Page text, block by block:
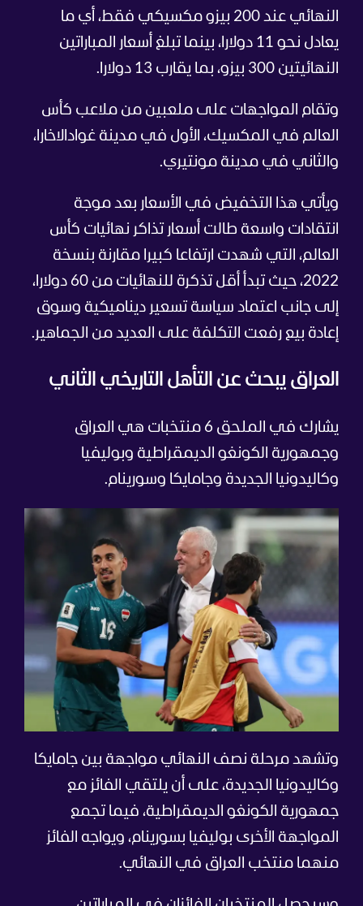
النهائي عند 200 بيزو مكسيكي فقط، أي ما
يعادل نحو 11 دولارا، بينما تبلغ أسعار المباراتين
النهائيتين 300 بيزو، بما يقارب 13 دولارا.
وتقام المواجهات على ملعبين من ملاعب كأس
العالم في المكسيك، الأول في مدينة غوادالاخارا،
والثاني في مدينة مونتيري.
ويأتي هذا التخفيض في الأسعار بعد موجة
انتقادات واسعة طالت أسعار تذاكر نهائيات كأس
العالم، التي شهدت ارتفاعا كبيرا مقارنة بنسخة
2022، حيث تبدأ أقل تذكرة للنهائيات من 60 دولارا،
إلى جانب اعتماد سياسة تسعير ديناميكية وسوق
إعادة بيع رفعت التكلفة على العديد من الجماهير.
العراق يبحث عن التأهل التاريخي الثاني
يشارك في الملحق 6 منتخبات هي العراق
وجمهورية الكونغو الديمقراطية وبوليفيا
وكاليدونيا الجديدة وجامايكا وسورينام.
وتشهد مرحلة نصف النهائي مواجهة بين جامايكا
وكاليدونيا الجديدة، على أن يلتقي الفائز مع
جمهورية الكونغو الديمقراطية، فيما تجمع
المواجهة الأخرى بوليفيا بسورينام، ويواجه الفائز
منهما منتخب العراق في النهائي.